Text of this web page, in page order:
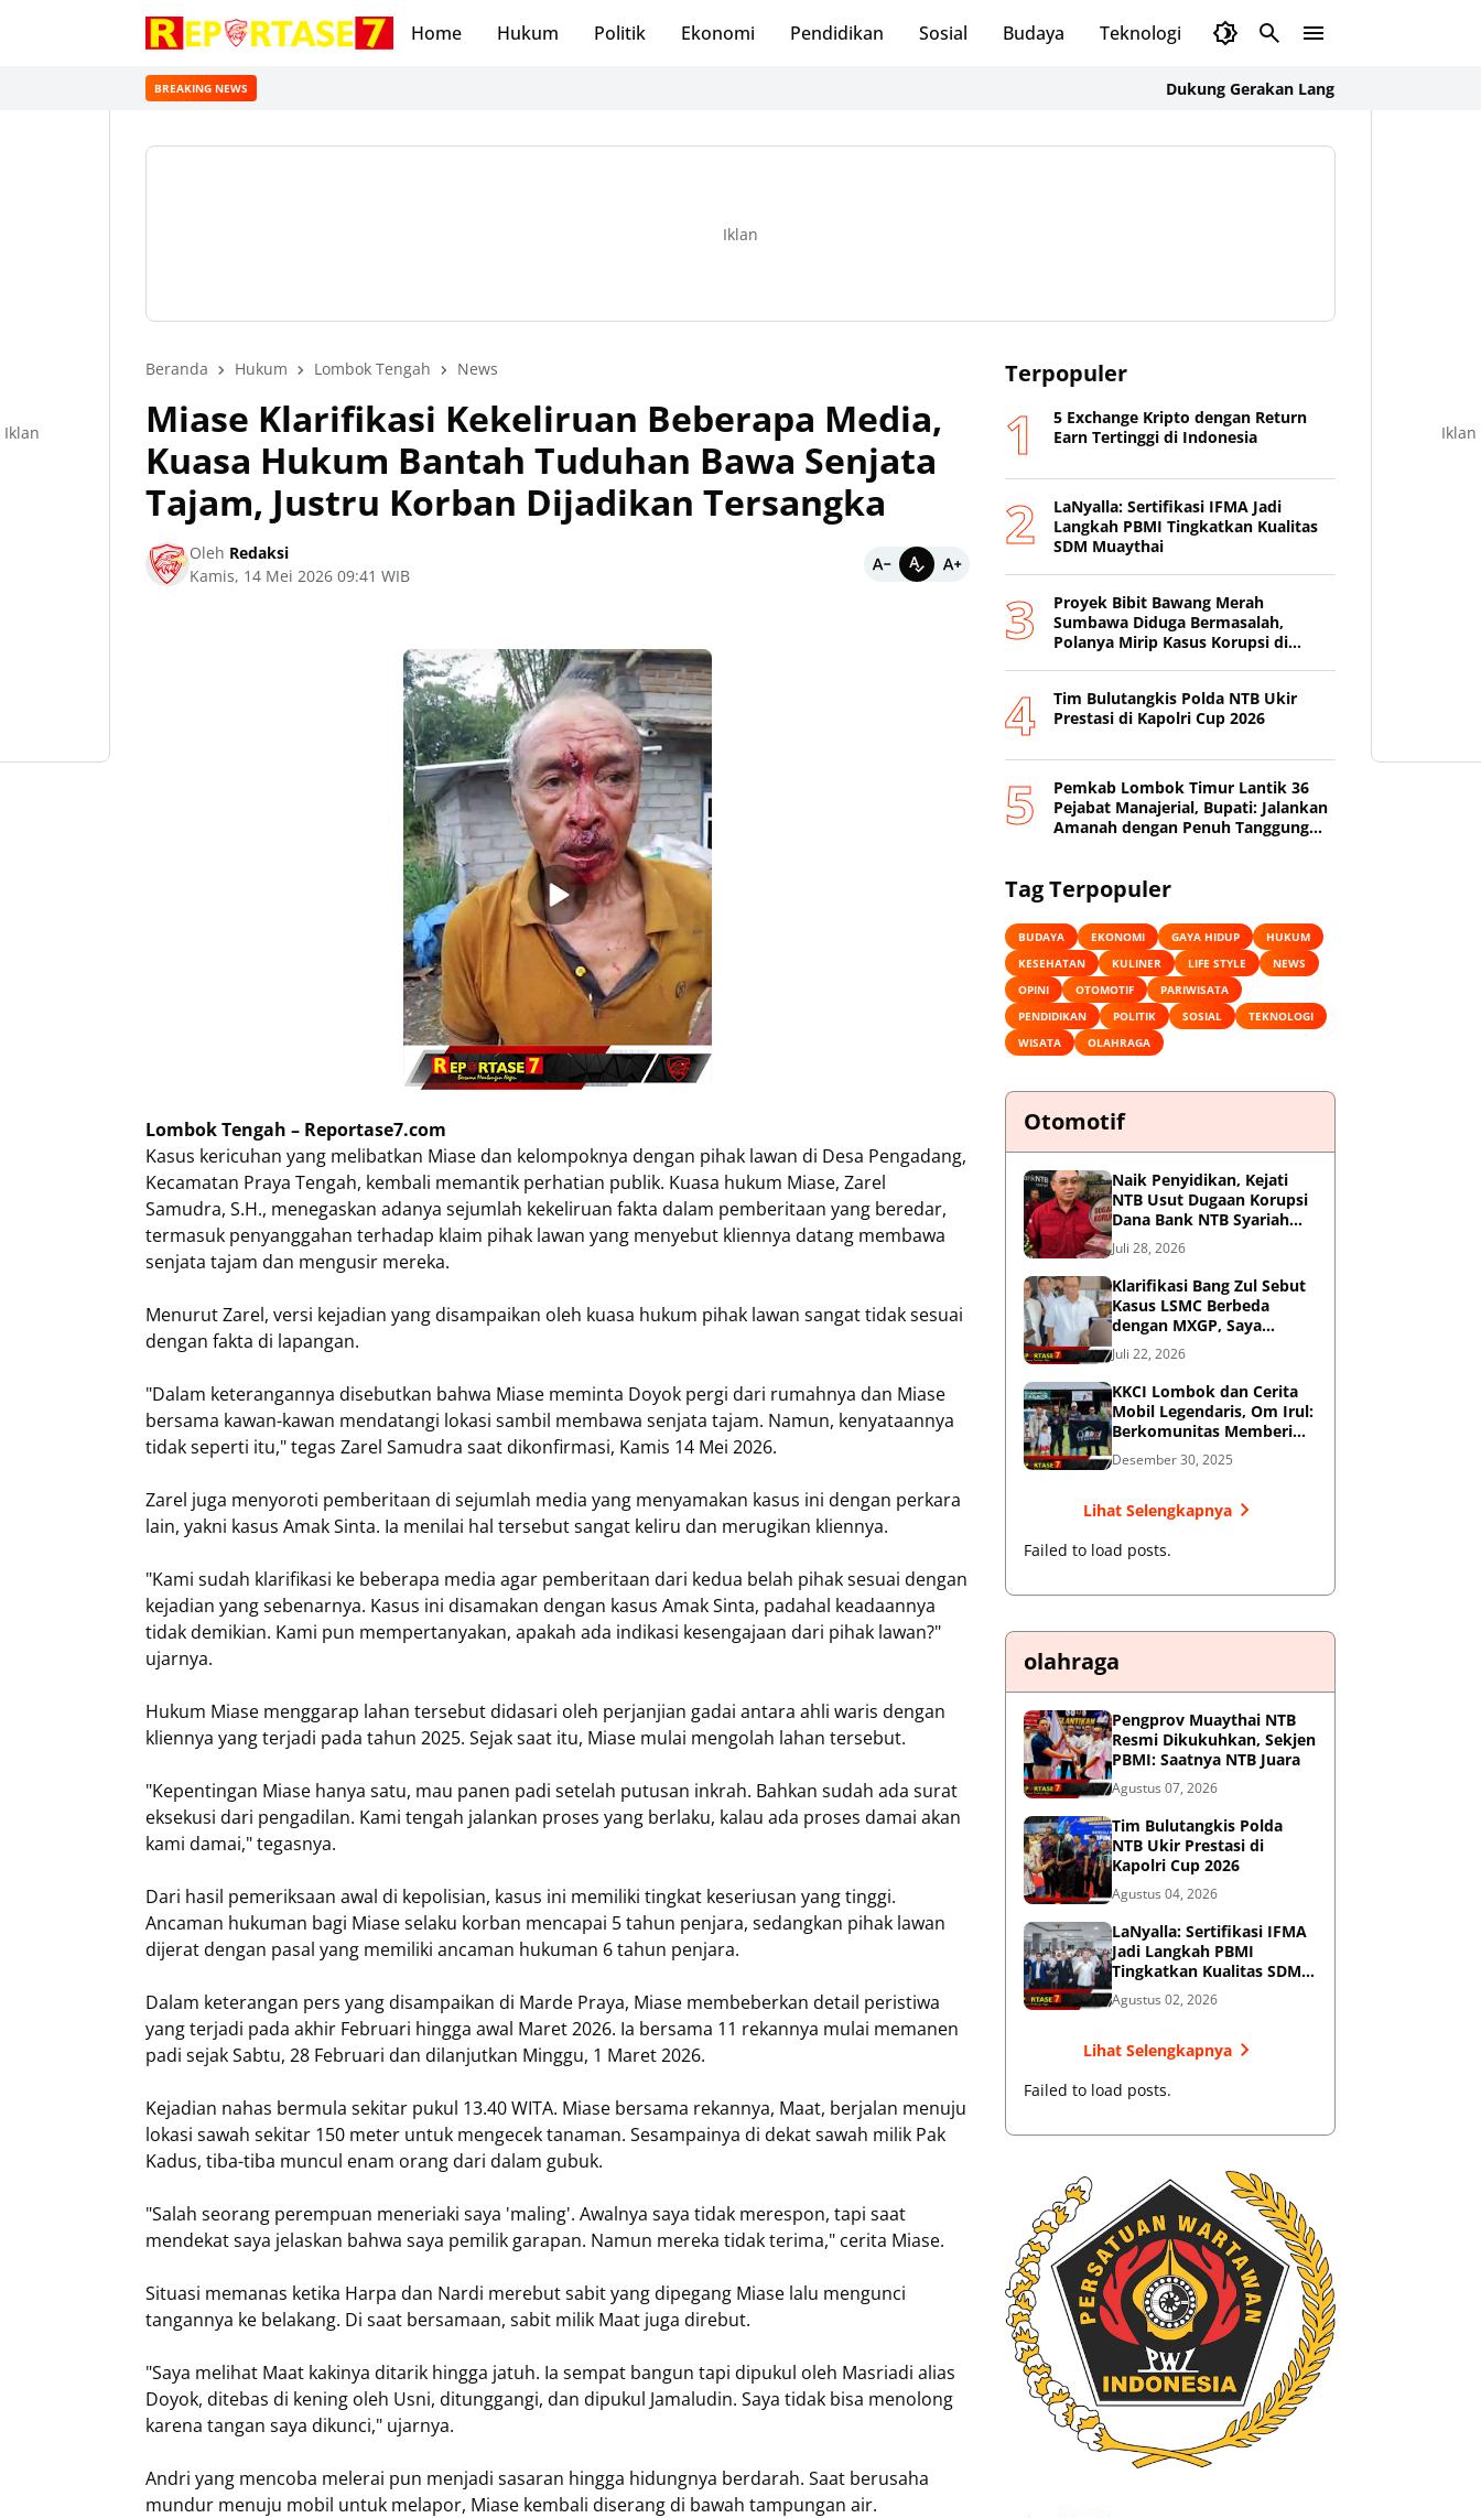
Home Hukum Politik Ekonomi Pendidikan Sosial Budaya Teknologi Olahraga
BREAKING NEWS Dukung Gerakan Langit Biru Indonesia Asri, Ka
Iklan
Beranda Hukum Lombok Tengah News
Miase Klarifikasi Kekeliruan Beberapa Media,
Kuasa Hukum Bantah Tuduhan Bawa Senjata
Tajam, Justru Korban Dijadikan Tersangka
Oleh Redaksi
Kamis, 14 Mei 2026 09:41 WIB
Lombok Tengah – Reportase7.com
Kasus kericuhan yang melibatkan Miase dan kelompoknya dengan pihak lawan di Desa Pengadang,
Kecamatan Praya Tengah, kembali memantik perhatian publik. Kuasa hukum Miase, Zarel
Samudra, S.H., menegaskan adanya sejumlah kekeliruan fakta dalam pemberitaan yang beredar,
termasuk penyanggahan terhadap klaim pihak lawan yang menyebut kliennya datang membawa
senjata tajam dan mengusir mereka.
Menurut Zarel, versi kejadian yang disampaikan oleh kuasa hukum pihak lawan sangat tidak sesuai
dengan fakta di lapangan.
"Dalam keterangannya disebutkan bahwa Miase meminta Doyok pergi dari rumahnya dan Miase
bersama kawan-kawan mendatangi lokasi sambil membawa senjata tajam. Namun, kenyataannya
tidak seperti itu," tegas Zarel Samudra saat dikonfirmasi, Kamis 14 Mei 2026.
Zarel juga menyoroti pemberitaan di sejumlah media yang menyamakan kasus ini dengan perkara
lain, yakni kasus Amak Sinta. Ia menilai hal tersebut sangat keliru dan merugikan kliennya.
"Kami sudah klarifikasi ke beberapa media agar pemberitaan dari kedua belah pihak sesuai dengan
kejadian yang sebenarnya. Kasus ini disamakan dengan kasus Amak Sinta, padahal keadaannya
tidak demikian. Kami pun mempertanyakan, apakah ada indikasi kesengajaan dari pihak lawan?"
ujarnya.
Hukum Miase menggarap lahan tersebut didasari oleh perjanjian gadai antara ahli waris dengan
kliennya yang terjadi pada tahun 2025. Sejak saat itu, Miase mulai mengolah lahan tersebut.
"Kepentingan Miase hanya satu, mau panen padi setelah putusan inkrah. Bahkan sudah ada surat
eksekusi dari pengadilan. Kami tengah jalankan proses yang berlaku, kalau ada proses damai akan
kami damai," tegasnya.
Dari hasil pemeriksaan awal di kepolisian, kasus ini memiliki tingkat keseriusan yang tinggi.
Ancaman hukuman bagi Miase selaku korban mencapai 5 tahun penjara, sedangkan pihak lawan
dijerat dengan pasal yang memiliki ancaman hukuman 6 tahun penjara.
Dalam keterangan pers yang disampaikan di Marde Praya, Miase membeberkan detail peristiwa
yang terjadi pada akhir Februari hingga awal Maret 2026. Ia bersama 11 rekannya mulai memanen
padi sejak Sabtu, 28 Februari dan dilanjutkan Minggu, 1 Maret 2026.
Kejadian nahas bermula sekitar pukul 13.40 WITA. Miase bersama rekannya, Maat, berjalan menuju
lokasi sawah sekitar 150 meter untuk mengecek tanaman. Sesampainya di dekat sawah milik Pak
Kadus, tiba-tiba muncul enam orang dari dalam gubuk.
"Salah seorang perempuan meneriaki saya 'maling'. Awalnya saya tidak merespon, tapi saat
mendekat saya jelaskan bahwa saya pemilik garapan. Namun mereka tidak terima," cerita Miase.
Situasi memanas ketika Harpa dan Nardi merebut sabit yang dipegang Miase lalu mengunci
tangannya ke belakang. Di saat bersamaan, sabit milik Maat juga direbut.
"Saya melihat Maat kakinya ditarik hingga jatuh. Ia sempat bangun tapi dipukul oleh Masriadi alias
Doyok, ditebas di kening oleh Usni, ditunggangi, dan dipukul Jamaludin. Saya tidak bisa menolong
karena tangan saya dikunci," ujarnya.
Andri yang mencoba melerai pun menjadi sasaran hingga hidungnya berdarah. Saat berusaha
mundur menuju mobil untuk melapor, Miase kembali diserang di bawah tampungan air.
Terpopuler
5 Exchange Kripto dengan Return
Earn Tertinggi di Indonesia
LaNyalla: Sertifikasi IFMA Jadi
Langkah PBMI Tingkatkan Kualitas
SDM Muaythai
Proyek Bibit Bawang Merah
Sumbawa Diduga Bermasalah,
Polanya Mirip Kasus Korupsi di
Tim Bulutangkis Polda NTB Ukir
Prestasi di Kapolri Cup 2026
Pemkab Lombok Timur Lantik 36
Pejabat Manajerial, Bupati: Jalankan
Amanah dengan Penuh Tanggung
Tag Terpopuler
BUDAYA EKONOMI GAYA HIDUP
HUKUM
KESEHATAN
KULINER LIFE STYLE
NEWS
OPINI
OTOMOTIF
PARIWISATA
PENDIDIKAN
POLITIK SOSIAL
TEKNOLOGI
WISATA
OLAHRAGA
Otomotif
Naik Penyidikan, Kejati
NTB Usut Dugaan Korupsi
Dana Bank NTB Syariah
untuk MXGP 2023
Juli 28, 2026
Klarifikasi Bang Zul Sebut
Kasus LSMC Berbeda
dengan MXGP, Saya
Dipanggil Sebagai Saksi
Juli 22, 2026
KKCI Lombok dan Cerita
Mobil Legendaris, Om Irul:
Berkomunitas Memberi
Manfaat dan Membangun
Imej Positif
Desember 30, 2025
Lihat Selengkapnya
Failed to load posts.
olahraga
Pengprov Muaythai NTB
Resmi Dikukuhkan, Sekjen
PBMI: Saatnya NTB Juara
Agustus 07, 2026
Tim Bulutangkis Polda
NTB Ukir Prestasi di
Kapolri Cup 2026
Agustus 04, 2026
LaNyalla: Sertifikasi IFMA
Jadi Langkah PBMI
Tingkatkan Kualitas SDM
Muaythai
Agustus 02, 2026
Lihat Selengkapnya
Failed to load posts.
Iklan Iklan